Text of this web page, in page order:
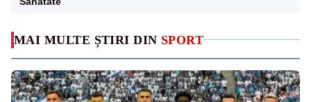
MAI MULTE ȘTIRI DIN SPORT